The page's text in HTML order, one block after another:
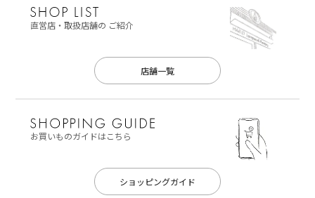
直営店・取扱店舗の ご紹介
店舗一覧
お買いものガイドはこちら
ショッピングガイド